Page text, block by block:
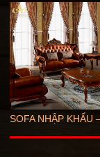
SOFA NHẬP KHẨU